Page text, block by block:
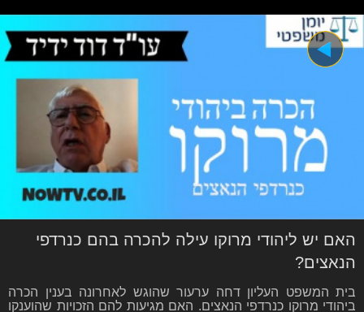
האם יש ליהודי מרוקו עילה להכרה בהם כנרדפי
הנאצים?
בית המשפט העליון דחה ערעור שהוגש לאחרונה בענין הכרה
ביהודי מרוקו כנרדפי הנאצים. האם מגיעות להם הזכויות שהוענקו